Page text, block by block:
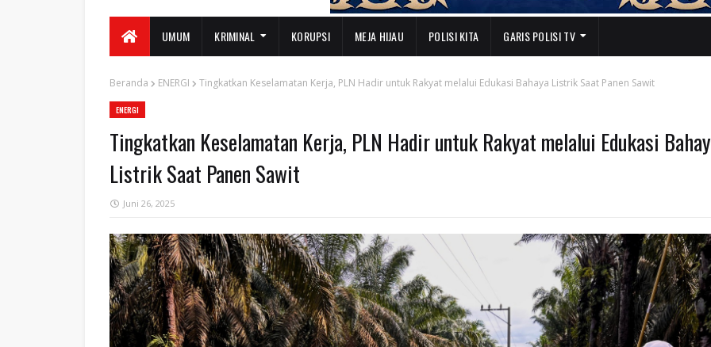
UMUM KRIMINAL KORUPSI MEJA HIJAU POLISI KITA GARIS POLISI TV
Beranda ENERGI Tingkatkan Keselamatan Kerja, PLN Hadir untuk Rakyat melalui Edukasi Bahaya Listrik Saat Panen Sawit
ENERGI
Tingkatkan Keselamatan Kerja, PLN Hadir untuk Rakyat melalui Edukasi
Listrik Saat Panen Sawit
Juni 26, 2025